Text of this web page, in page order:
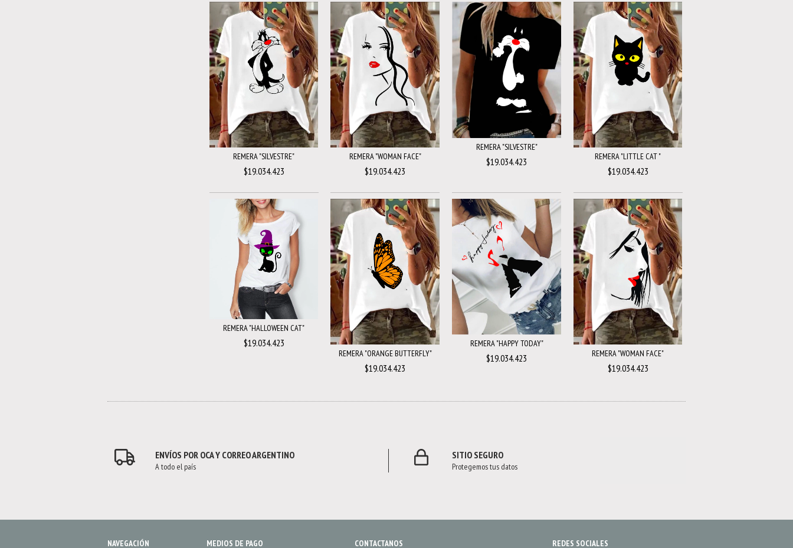
REMERA "SILVESTRE"
$19.034.423
REMERA "WOMAN FACE"
$19.034.423
REMERA "SILVESTRE"
$19.034.423 REMERA "LITTLE CAT "
$19.034.423
REMERA "HALLOWEEN CAT"
$19.034.423
REMERA "ORANGE BUTTERFLY"
$19.034.423
REMERA "HAPPY TODAY"
$19.034.423 REMERA "WOMAN FACE"
$19.034.423
ENVÍOS POR OCA Y CORREO ARGENTINO
A todo el país
SITIO SEGURO
Protegemos tus datos
NAVEGACIÓN MEDIOS DE PAGO CONTACTANOS REDES SOCIALES